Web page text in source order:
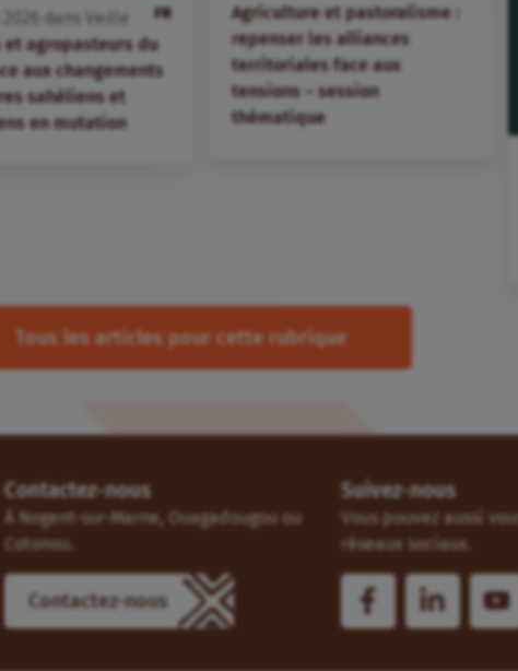
FR
dans
Veille
et agropasteurs du
aux changements
sahéliens et
en mutation
Agriculture et pastoralisme :
repenser les alliances
territoriales face aux
tensions – session
thématique
Tous les articles pour cette rubrique
Contactez-nous
À Nogent-sur-Marne, Ouagadougou ou
Cotonou.
Contactez-nous
Suivez-nous
Vous pouvez aussi
réseaux sociaux.